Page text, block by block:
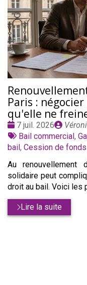
Paris :
qu'elle ne
Date
:
7 juil. 2026
Publié
par
Tags
:
Bail commercial,
bail, Cession de
Au renouvellement
solidaire peut
droit au bail. Voici les
Lire la suite